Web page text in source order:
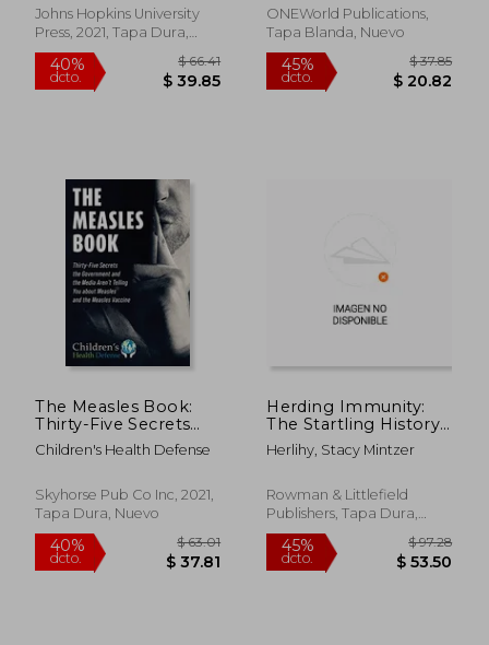
45% $ 49.66 40%
Johns Hopkins University
Press, 2021, Tapa Dura,
Nuevo
ONEWorld Publications,
Tapa Blanda, Nuevo
The Measles Book:
Thirty-Five Secrets
the Government and
the Media Aren'T
Measles and the
Measles Vaccine
Defense) (en Inglés)
Children's Health Defense
Skyhorse Pub Co Inc, 2021,
Tapa Dura, Nuevo
Herding Immunity:
The Startling History
of Life Before and
After Vaccines (en
Herlihy, Stacy Mintzer
Rowman & Littlefield
Publishers, Tapa Dura,
Nuevo